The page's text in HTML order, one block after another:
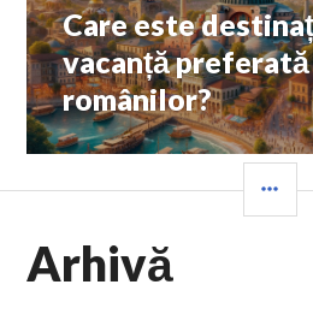
Next
post:
Care este
vacanță preferată
românilor?
Arhivă